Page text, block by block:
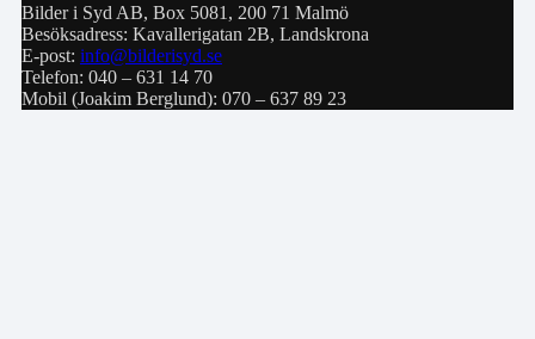
Bilder i Syd AB, Box 5081, 200 71 Malmö
Besöksadress: Kavallerigatan 2B, Landskrona
E-post: info@bilderisyd.se
Telefon: 040 – 631 14 70
Mobil (Joakim Berglund): 070 – 637 89 23